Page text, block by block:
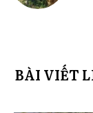
BÀI VIẾT